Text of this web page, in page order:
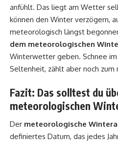
anfühlt. Das liegt am Wetter
können den Winter verzögern,
meteorologisch längst
dem meteorologischen
Winterwetter geben. Schnee
Seltenheit, zählt aber noch
Fazit: Das solltest du
meteorologischen
Der meteorologische
definiertes Datum, das jedes